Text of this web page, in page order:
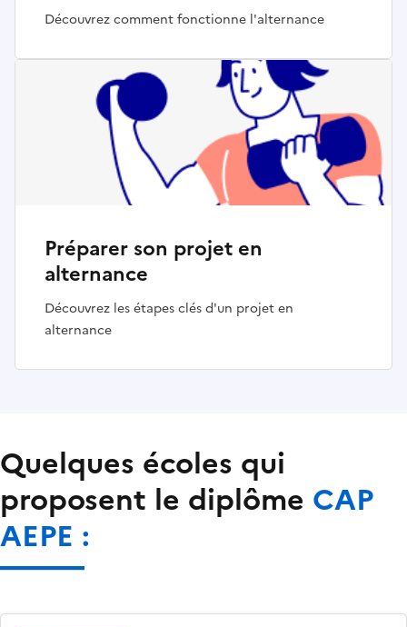
Découvrez comment fonctionne l'alternance
Préparer son projet en
alternance
Découvrez les étapes clés d'un projet en
alternance
Quelques écoles qui
proposent le diplôme CAP
AEPE :